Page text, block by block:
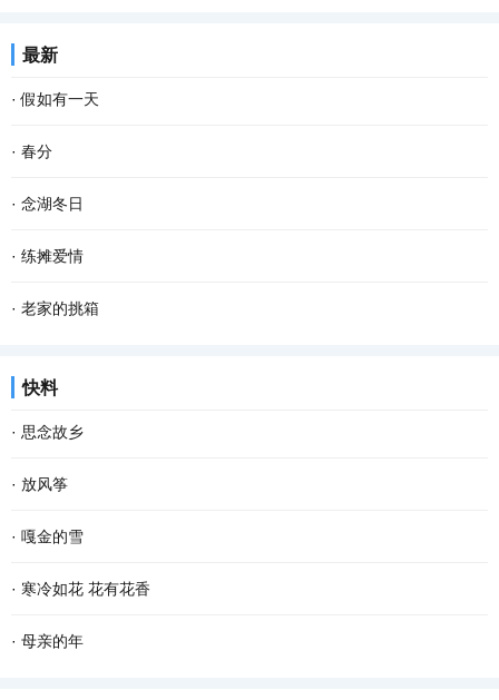
最新
·假如有一天
假如有一天， 我变成了一阵风， 我会轻柔的吹过游子的脸庞， 像母
亲般抚慰他漂泊的心灵。 假如有一天， 我变成了一场雨， 我会尽情
的浇灌久旱的粮田， 让干涸的良苗尽情享受绵绵...
· 春分
春分 一位季节的仙子 拽着暖暖的春风 蓬勃着生命的气息 撒一路芬芳
款款地走来 春风敲醒冰封的泥土 苏醒了沉睡的种子 一种力量在酥软
的泥土里萌动 一个希望在春光里勃发 萌发生长...
· 念湖冬日
念湖，一个藏在云南乌蒙山腹地的高原湖泊，烟波浩渺，碧水茫茫。
冬天的念湖，有着一种自然、简约的美。远山连绵，湖水深流。而树
· 练摊爱情
近日来，“地摊”这个词突然火爆起来，网络上出现各种各样的地摊文
· 老家的挑箱
快料
· 思念故乡
回忆，那么细碎，那么悠长；故乡，那么遥远，那么忧伤。没有故
乡，自己属于谁？没有路标，哪里是归宿？时代头也不回地疾行，故
乡最朴素最亲切的气息，一幕幕的景象在眼前滑过...
· 放风筝
阳春三月是放风筝的好季节，歌里也唱——又是一年三月三，风筝飞
满天。其实若按夏历三月，气温已经上来了，太阳也有些晒，所以过
了二月二龙抬头，就是外出踏青、纸鸢纷飞的好...
· 嘎金的雪
清晨，飘落了一夜的雪花随着呦呦鹿鸣停止了飞舞。雪花漂白了整个
世界，嘎金雪地里凌乱的足迹爆露了夜的秘密，只可惜没有目睹盛大
· 寒冷如花 花有花香
只要一进院子，西厢房边上的那棵柿子树就会唤醒画画的梦想，太美
· 母亲的年